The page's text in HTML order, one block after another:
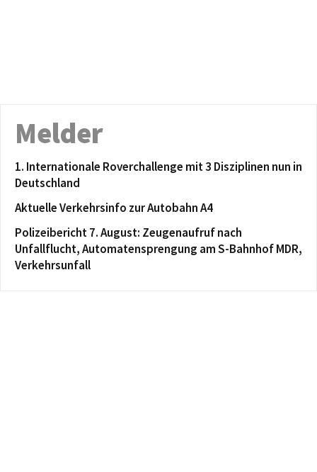
Melder
1. Internationale Roverchallenge mit 3 Disziplinen nun in
Deutschland
Aktuelle Verkehrsinfo zur Autobahn A4
Polizeibericht 7. August: Zeugenaufruf nach
Unfallflucht, Automatensprengung am S-Bahnhof MDR,
Verkehrsunfall